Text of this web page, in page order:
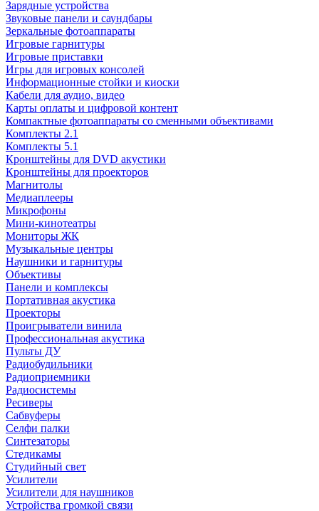
Зарядные устройства
Звуковые панели и саундбары
Зеркальные фотоаппараты
Игровые гарнитуры
Игровые приставки
Игры для игровых консолей
Информационные стойки и киоски
Кабели для аудио, видео
Карты оплаты и цифровой контент
Компактные фотоаппараты со сменными объективами
Комплекты 2.1
Комплекты 5.1
Кронштейны для DVD акустики
Кронштейны для проекторов
Магнитолы
Медиаплееры
Микрофоны
Мини-кинотеатры
Мониторы ЖК
Музыкальные центры
Наушники и гарнитуры
Объективы
Панели и комплексы
Портативная акустика
Проекторы
Проигрыватели винила
Профессиональная акустика
Пульты ДУ
Радиобудильники
Радиоприемники
Радиосистемы
Ресиверы
Сабвуферы
Селфи палки
Синтезаторы
Стедикамы
Студийный свет
Усилители
Усилители для наушников
Устройства громкой связи